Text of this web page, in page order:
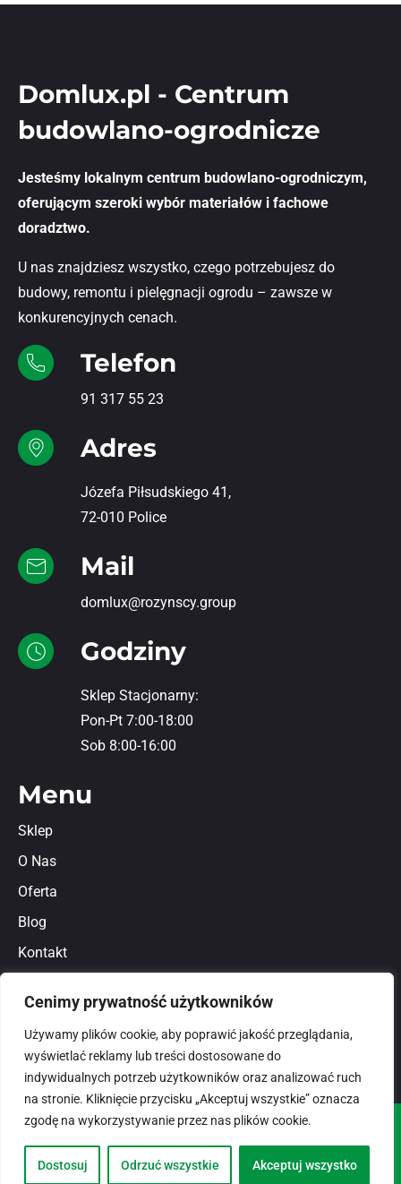
Cenimy prywatność użytkowników
Używamy plików cookie, aby poprawić jakość przeglądania,
wyświetlać reklamy lub treści dostosowane do
indywidualnych potrzeb użytkowników oraz analizować ruch
na stronie. Kliknięcie przycisku „Akceptuj wszystkie” oznacza
zgodę na wykorzystywanie przez nas plików cookie.
Dostosuj Odrzuć wszystkie Akceptuj wszystko
Domlux.pl - Centrum
budowlano-ogrodnicze
Jesteśmy lokalnym centrum budowlano-ogrodniczym,
oferującym szeroki wybór materiałów i fachowe
doradztwo.
U nas znajdziesz wszystko, czego potrzebujesz do
budowy, remontu i pielęgnacji ogrodu – zawsze w
konkurencyjnych cenach.
Telefon
91 317 55 23
Adres
Józefa Piłsudskiego 41,
72-010 Police
Mail
domlux@rozynscy.group
Godziny
Sklep Stacjonarny:
Pon-Pt 7:00-18:00
Sob 8:00-16:00
Menu
Sklep
O Nas
Oferta
Blog
Kontakt
Polityka prywatności
© 2026domlux.plZaprojektowany przez:
Dotspice.com Sp. z o.o.